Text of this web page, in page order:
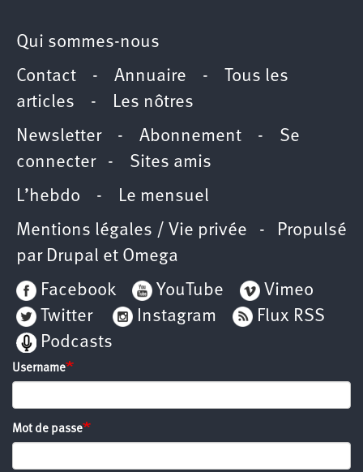
Qui sommes-nous
Contact - Annuaire -
Tous les
articles - Les nôtres
Newsletter- Abonnement - Se
connecter- Sites amis
L’hebdo - Le mensuel
Mentions légales / Vie privée - Propulsé
par Drupal et Omega
Facebook
YouTube
Vimeo
Twitter
Instagram
Flux RSS
Podcasts
Username
Mot de passe